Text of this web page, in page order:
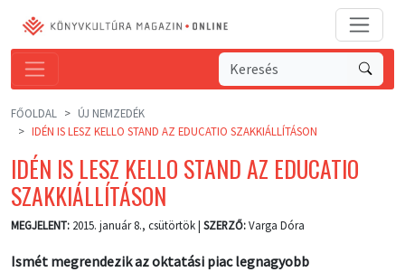
FŐOLDAL
ÚJ NEMZEDÉK
IDÉN IS LESZ KELLO STAND AZ EDUCATIO SZAKKIÁLLÍTÁSON
IDÉN IS LESZ KELLO STAND AZ EDUCATIO
SZAKKIÁLLÍTÁSON
MEGJELENT: 2015. január 8., csütörtök | SZERZŐ:Varga Dóra
Ismét megrendezik az oktatási piac legnagyobb